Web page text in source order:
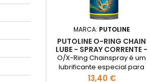
MARCA: PUTOLINE
PUTOLINE O-RING CHAIN
LUBE - SPRAY CORRENTE -
0,5 LT
O/X-Ring Chainspray é um
lubrificante especial para
correntes. A sua formulação
Preço
13,40 €